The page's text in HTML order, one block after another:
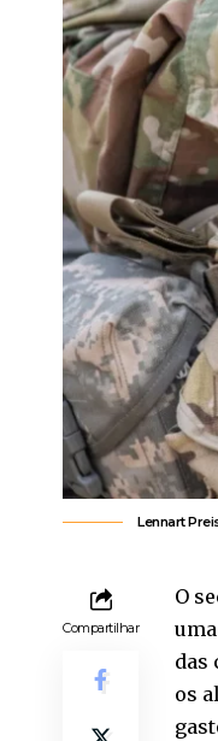
Lennart
Compartilhar
O
das
os